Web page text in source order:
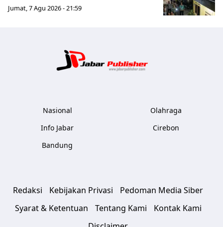
Jumat, 7 Agu 2026 - 21:59
Nasional
Info Jabar
Bandung
Olahraga
Cirebon
Redaksi Kebijakan Privasi
Pedoman Media Siber
Syarat & Ketentuan
Tentang Kami
Kontak Kami